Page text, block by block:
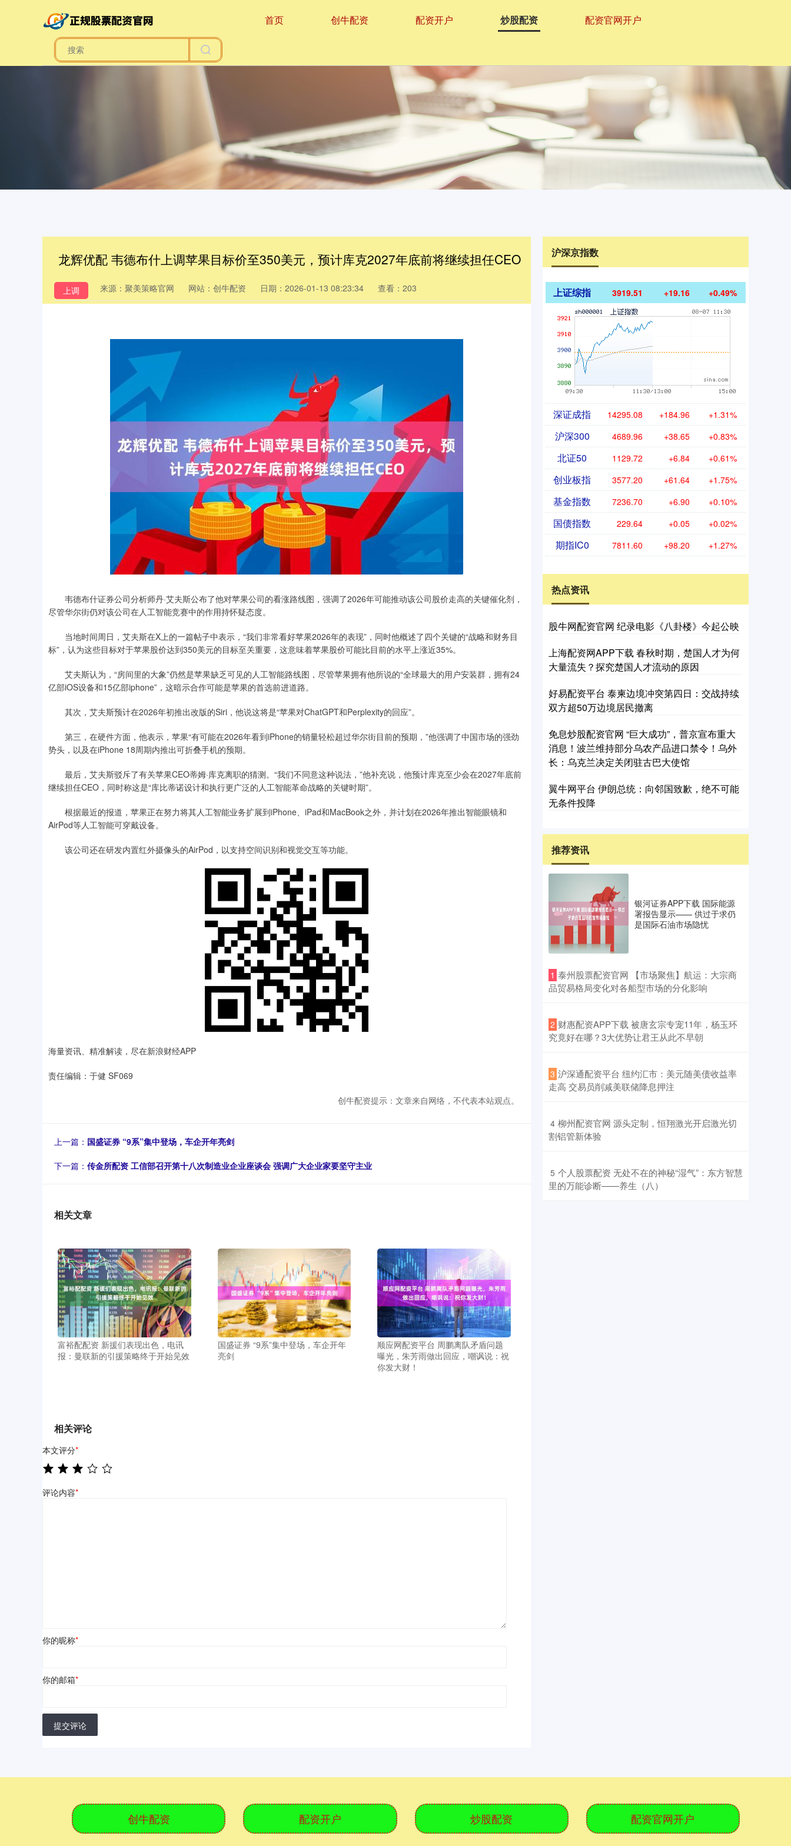
首页 创牛配资 配资开户 炒股配资 配资官网开户
龙辉优配 韦德布什上调苹果目标价至350美元，预计库克2027年底前将继续担任CEO
上调 来源：聚美策略官网 网站：创牛配资 日期：2026-01-13 08:23:34 查看：203
韦德布什证券公司分析师丹·艾夫斯公布了他对苹果公司的看涨路线图，强调了2026年可能推动该公司股价走高的关键催化剂，
尽管华尔街仍对该公司在人工智能竞赛中的作用持怀疑态度。
当地时间周日，艾夫斯在X上的一篇帖子中表示，“我们非常看好苹果2026年的表现”，同时他概述了四个关键的“战略和财务目
标”，认为这些目标对于苹果股价达到350美元的目标至关重要，这意味着苹果股价可能比目前的水平上涨近35%。
艾夫斯认为，“房间里的大象”仍然是苹果缺乏可见的人工智能路线图，尽管苹果拥有他所说的“全球最大的用户安装群，拥有24
亿部iOS设备和15亿部iphone”，这暗示合作可能是苹果的首选前进道路。
其次，艾夫斯预计在2026年初推出改版的Siri，他说这将是“苹果对ChatGPT和Perplexity的回应”。
第三，在硬件方面，他表示，苹果“有可能在2026年看到iPhone的销量轻松超过华尔街目前的预期，”他强调了中国市场的强劲
势头，以及在iPhone 18周期内推出可折叠手机的预期。
最后，艾夫斯驳斥了有关苹果CEO蒂姆·库克离职的猜测。“我们不同意这种说法，”他补充说，他预计库克至少会在2027年底前
继续担任CEO，同时称这是“库比蒂诺设计和执行更广泛的人工智能革命战略的关键时期”。
根据最近的报道，苹果正在努力将其人工智能业务扩展到iPhone、iPad和MacBook之外，并计划在2026年推出智能眼镜和
AirPod等人工智能可穿戴设备。
该公司还在研发内置红外摄像头的AirPod，以支持空间识别和视觉交互等功能。
海量资讯、精准解读，尽在新浪财经APP
责任编辑：于健 SF069
创牛配资提示：文章来自网络，不代表本站观点。
上一篇： 国盛证券 “9系”集中登场，车企开年亮剑
下一篇： 传金所配资 工信部召开第十八次制造业企业座谈会 强调广大企业家要坚守主业
相关文章
富裕配配资 新援们表现出色，电讯
报：曼联新的引援策略终于开始见效
国盛证券 “9系”集中登场，车企开年
亮剑
顺应网配资平台 周鹏离队矛盾问题
曝光，朱芳雨做出回应，嘲讽说：祝
你发大财！
相关评论
本文评分*
评论内容*
你的昵称*
你的邮箱*
提交评论
沪深京指数
上证综指 3919.51 +19.16 +0.49%
深证成指 14295.08 +184.96 +1.31%
沪深300 4689.96 +38.65 +0.83%
北证50 1129.72 +6.84 +0.61%
创业板指 3577.20 +61.64 +1.75%
基金指数 7236.70 +6.90 +0.10%
国债指数 229.64 +0.05 +0.02%
期指IC0 7811.60 +98.20 +1.27%
热点资讯
股牛网配资官网 纪录电影《八卦楼》今起公映
上海配资网APP下载 春秋时期，楚国人才为何
大量流失？探究楚国人才流动的原因
好易配资平台 泰柬边境冲突第四日：交战持续
双方超50万边境居民撤离
免息炒股配资官网 “巨大成功”，普京宣布重大
消息！波兰维持部分乌农产品进口禁令！乌外
长：乌克兰决定关闭驻古巴大使馆
翼牛网平台 伊朗总统：向邻国致歉，绝不可能
无条件投降
推荐资讯
银河证券APP下载 国际能源
署报告显示—— 供过于求仍
是国际石油市场隐忧
1 ​泰州股票配资官网 【市场聚焦】航运：大宗商
品贸易格局变化对各船型市场的分化影响
2 ​财惠配资APP下载 被唐玄宗专宠11年，杨玉环
究竟好在哪？3大优势让君王从此不早朝
3 ​沪深通配资平台 纽约汇市：美元随美债收益率
走高 交易员削减美联储降息押注
4 ​柳州配资官网 源头定制，恒翔激光开启激光切
割铝管新体验
5 ​个人股票配资 无处不在的神秘“湿气”：东方智慧
里的万能诊断——养生（八）
创牛配资 配资开户 炒股配资 配资官网开户